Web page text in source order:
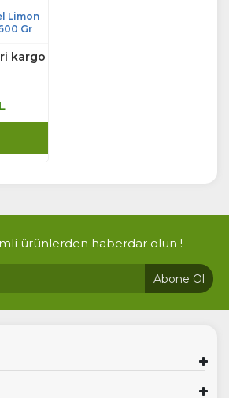
Limon
Gr
kargo
ürünlerden haberdar olun !
Abone Ol